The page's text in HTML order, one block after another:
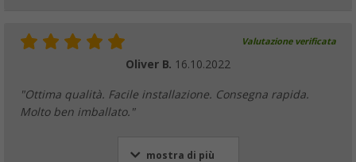
Valutazione verificata
Oliver B. 16.10.2022
"Ottima qualità. Facile installazione. Consegna rapida.
Molto ben imballato."
mostra di più